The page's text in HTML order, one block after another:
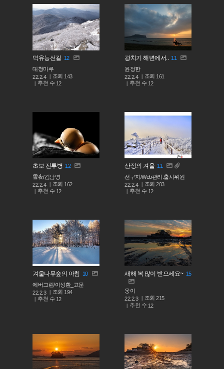
덕유능선길
12
대청마루
22.2.4
조회 143
추천 수 12
광치기 해변에서.. 11
윤정한
22.2.4
조회 161
추천 수 12
초보 전투병 12
雪夜/김남영
22.2.4
조회 162
추천 수 12
산정의 겨울 11
선구자/Web관리.출사위원
22.2.4
조회203
추천 수 12
겨울나무숲의 아침
10
에버그린/이성환_고문
22.2.3
조회 194
추천 수 12
새해 복 많이 받으세요~ 15
웅이
22.2.3
조회215
추천 수 12